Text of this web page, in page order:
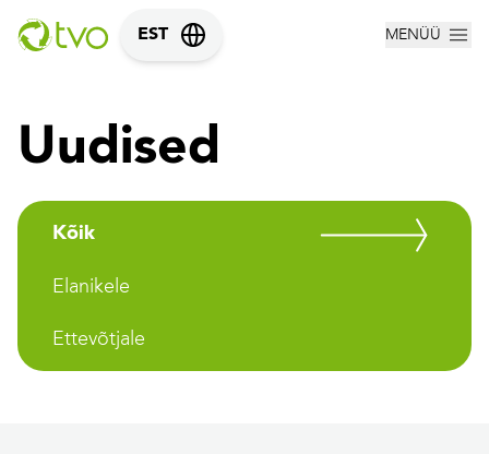
EST MENÜÜ
Uudised
Kõik
Elanikele
Ettevõtjale